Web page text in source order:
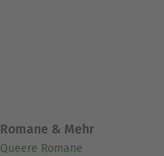
Romane & Mehr
Queere Romane